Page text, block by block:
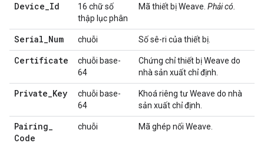
Device_Id
16 chữ số
thập lục phân
Mã thiết bị Weave. Phải có.
Serial_Num chuỗi Số sê-ri của thiết bị.
Certificate
chuỗi base-
64
Chứng chỉ thiết bị Weave do
nhà sản xuất chỉ định.
Private_Key
chuỗi base-
64
Khoá riêng tư Weave do nhà
sản xuất chỉ định.
Pairing_
Code
chuỗi Mã ghép nối Weave.